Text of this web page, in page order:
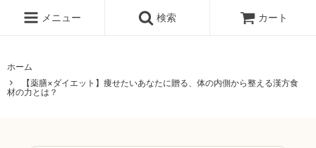
メニュー 検索 カート
ホーム
【薬膳×ダイエット】痩せたいあなたに贈る、体の内側から整える漢方食
材の力とは？